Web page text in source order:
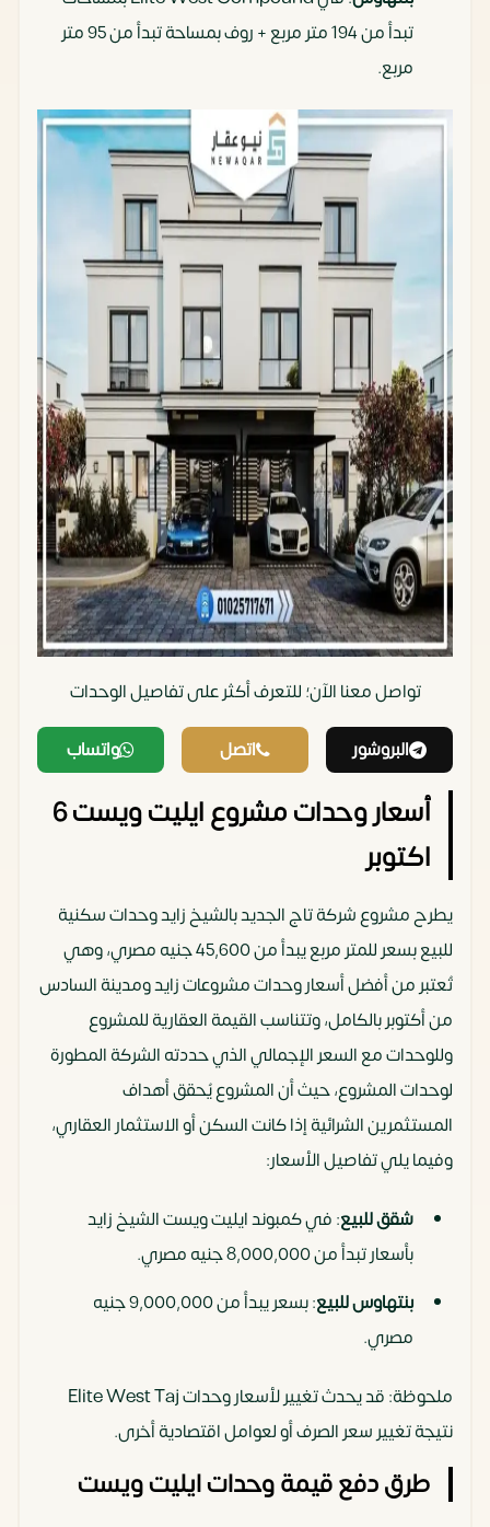
تبدأ من 194 متر مربع + روف بمساحة تبدأ من 95 متر
مربع.
تواصل معنا الآن؛ للتعرف أكثر على تفاصيل الوحدات‏
البروشور اتصل واتساب
أسعار وحدات مشروع ايليت ويست 6
اكتوبر
يطرح مشروع شركة تاج الجديد بالشيخ زايد وحدات سكنية
للبيع بسعر للمتر مربع يبدأ من 45,600 جنيه مصري، وهي
تُعتبر من أفضل أسعار وحدات مشروعات زايد ومدينة السادس
من أكتوبر بالكامل، وتتناسب القيمة العقارية للمشروع
وللوحدات مع السعر الإجمالي الذي حددته الشركة المطورة
لوحدات المشروع، حيث أن المشروع يُحقق أهداف
المستثمرين الشرائية إذا كانت السكن أو الاستثمار العقاري،
وفيما يلي تفاصيل الأسعار:
شقق للبيع: في كمبوند ايليت ويست الشيخ زايد
بأسعار تبدأ من 8,000,000 جنيه مصري.
بنتهاوس للبيع
: بسعر يبدأ من 9,000,000 جنيه
مصري.
ملحوظة: قد يحدث تغيير لأسعار وحدات Elite West Taj
نتيجة تغيير سعر الصرف أو لعوامل اقتصادية أخرى.
طرق دفع قيمة وحدات ايليت ويست